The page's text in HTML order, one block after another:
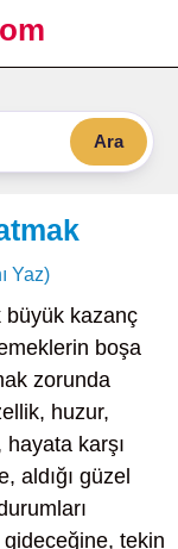
Ara
Yaz)
büyük kazanç
boşa
zorunda
huzur,
karşı
aldığı güzel
gideceğine, tekin